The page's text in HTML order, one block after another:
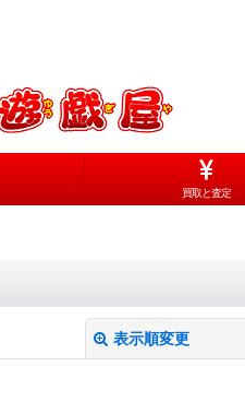
買取と査定
表示順変更